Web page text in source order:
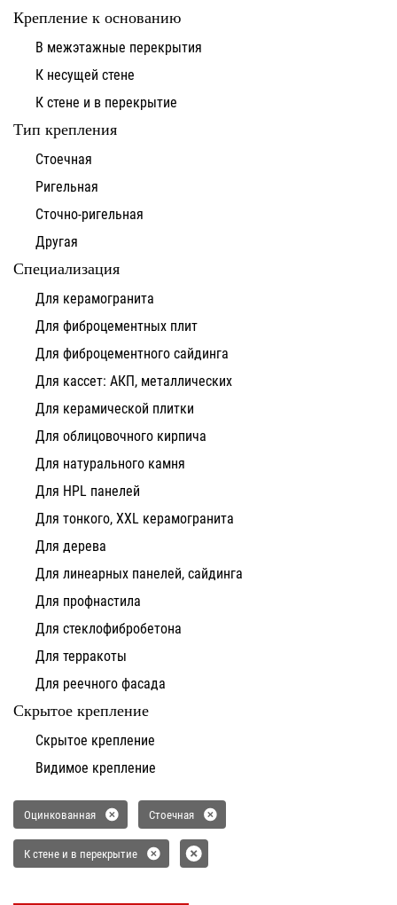
Крепление к основанию
В межэтажные перекрытия
К несущей стене
К стене и в перекрытие
Тип крепления
Стоечная
Ригельная
Сточно-ригельная
Другая
Специализация
Для керамогранита
Для фиброцементных плит
Для фиброцементного сайдинга
Для кассет: АКП, металлических
Для керамической плитки
Для облицовочного кирпича
Для натурального камня
Для HPL панелей
Для тонкого, XXL керамогранита
Для дерева
Для линеарных панелей, сайдинга
Для профнастила
Для стеклофибробетона
Для терракоты
Для реечного фасада
Скрытое крепление
Скрытое крепление
Видимое крепление
Оцинкованная Стоечная
К стене и в перекрытие